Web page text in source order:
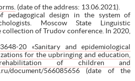
(date of the address: 13.06.2021).
pedagogical design in the system of
Moscow State Linguistic
of Trudov conference. In 2020,
20 «Sanitary and epidemiological
for the upbringing and education,
of children and
document/566085656 (date of the